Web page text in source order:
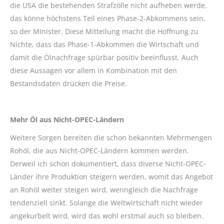
die USA die bestehenden Strafzölle nicht aufheben werde,
das könne höchstens Teil eines Phase-2-Abkommens sein,
so der MInister. Diese Mitteilung macht die Hoffnung zu
Nichte, dass das Phase-1-Abkommen die Wirtschaft und
damit die Ölnachfrage spürbar positiv beeinflusst. Auch
diese Aussagen vor allem in Kombination mit den
Bestandsdaten drücken die Preise.
Mehr Öl aus Nicht-OPEC-Ländern
Weitere Sorgen bereiten die schon bekannten Mehrmengen
Rohöl, die aus Nicht-OPEC-Ländern kommen werden.
Derweil ich schon dokumentiert, dass diverse Nicht-OPEC-
Länder ihre Produktion steigern werden, womit das Angebot
an Rohöl weiter steigen wird, wenngleich die Nachfrage
tendenziell sinkt. Solange die Weltwirtschaft nicht wieder
angekurbelt wird, wird das wohl erstmal auch so bleiben.